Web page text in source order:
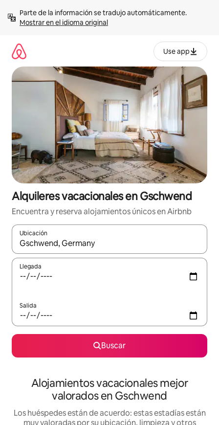
contenidoMostrar en el idioma original
Use app
Alquileres vacacionales en Gschwend
Encuentra y reserva alojamientos únicos en Airbnb
Ubicación
Cuando los resultados estén disponibles, navega con las
Llegada
Salida
Buscar
Alojamientos vacacionales mejor
valorados en Gschwend
Los huéspedes están de acuerdo: estas estadías están
muy valoradas por su ubicación, limpieza y otros